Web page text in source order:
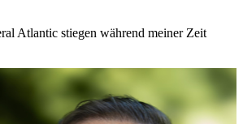
Atlantic stiegen während meiner Zeit